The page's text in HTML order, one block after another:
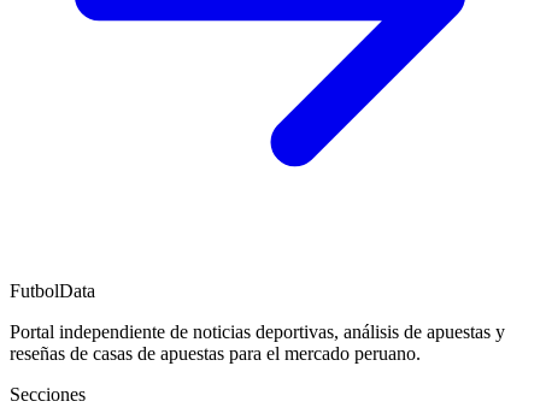
FutbolData
Portal independiente de noticias deportivas, análisis de apuestas y
reseñas de casas de apuestas para el mercado peruano.
Secciones